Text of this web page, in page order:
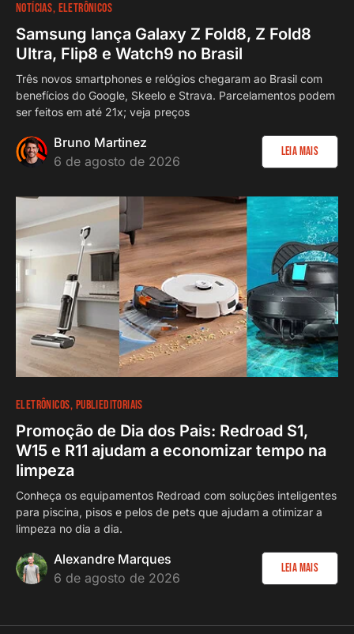
NOTÍCIAS ELETRÔNICOS
Samsung lança Galaxy Z Fold8, Z Fold8
Ultra, Flip8 e Watch9 no Brasil
Três novos smartphones e relógios chegaram ao Brasil com
benefícios do Google, Skeelo e Strava. Parcelamentos podem
ser feitos em até 21x; veja preços
Bruno Martinez
6 de agosto de 2026
Leia Mais
ELETRÔNICOS PUBLIEDITORIAIS
Promoção de Dia dos Pais: Redroad S1,
W15 e R11 ajudam a economizar tempo na
limpeza
Conheça os equipamentos Redroad com soluções inteligentes
para piscina, pisos e pelos de pets que ajudam a otimizar a
limpeza no dia a dia.
Alexandre Marques
6 de agosto de 2026
Leia Mais